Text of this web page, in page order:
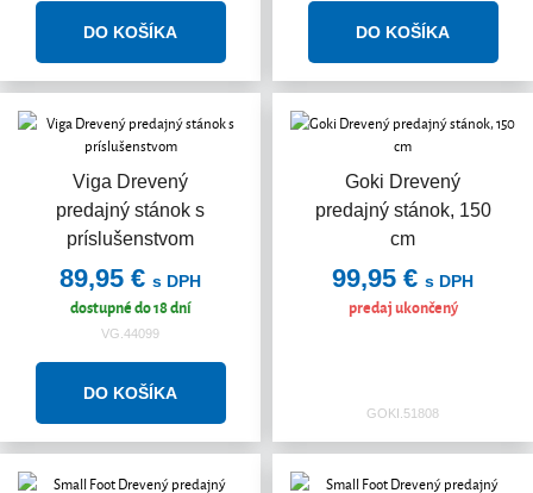
Viga Drevený
predajný stánok s
príslušenstvom
89,95 € s DPH
dostupné do 18 dní
VG.44099
Goki Drevený
predajný stánok, 150
cm
99,95 € s DPH
predaj ukončený
GOKI.51808